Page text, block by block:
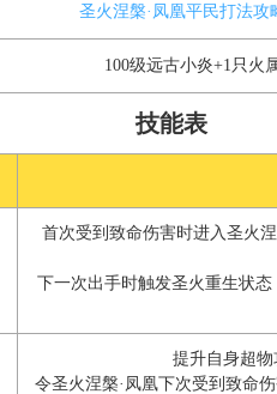
圣火涅槃·凤凰平民打法攻
100级远古小炎+1只火
技能表
首次受到致命伤害时进入圣火
下一次出手时触发圣火重生状
提升自身超
令圣火涅槃·凤凰下次受到致命